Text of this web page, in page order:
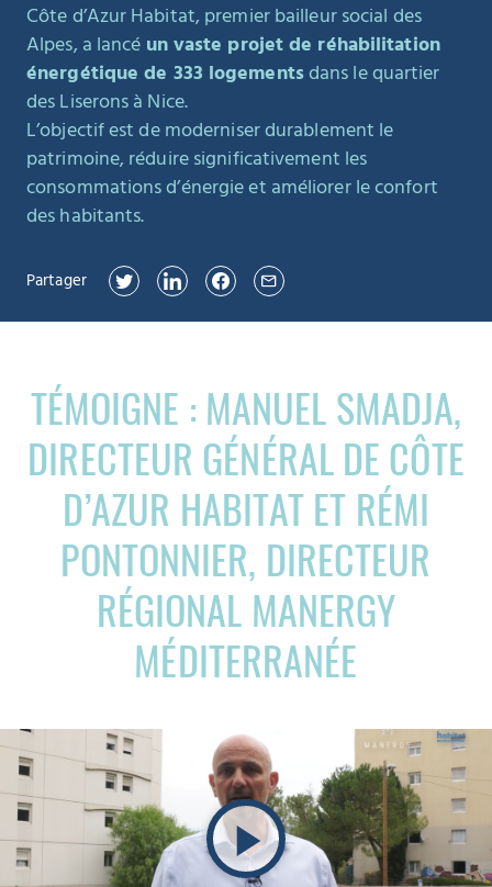
Côte d’Azur Habitat, premier bailleur social des
Alpes, a lancé un vaste projet de réhabilitation
énergétique de 333 logementsdans le quartier
des Liserons à Nice.
L’objectif est de moderniser durablement le
patrimoine, réduire significativement les
consommations d’énergie et améliorer le confort
des habitants.
Partager
TÉMOIGNE : MANUEL SMADJA,
DIRECTEUR GÉNÉRAL DE CÔTE
D’AZUR HABITAT ET RÉMI
PONTONNIER, DIRECTEUR
RÉGIONAL MANERGY
MÉDITERRANÉE